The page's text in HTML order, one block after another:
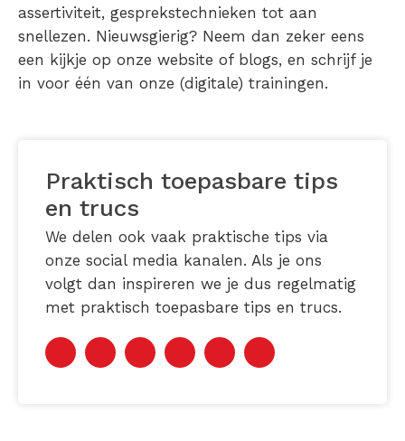
assertiviteit, gesprekstechnieken tot aan
snellezen. Nieuwsgierig? Neem dan zeker eens
een kijkje op onze website of blogs, en schrijf je
in voor één van onze (digitale) trainingen.
Praktisch toepasbare tips
en trucs
We delen ook vaak praktische tips via
onze social media kanalen. Als je ons
volgt dan inspireren we je dus regelmatig
met praktisch toepasbare tips en trucs.